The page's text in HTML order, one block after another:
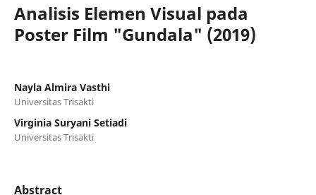
Analisis Elemen Visual pada
Poster Film "Gundala" (2019)
Nayla Almira Vasthi
Universitas Trisakti
Virginia Suryani Setiadi
Universitas Trisakti
Abstract